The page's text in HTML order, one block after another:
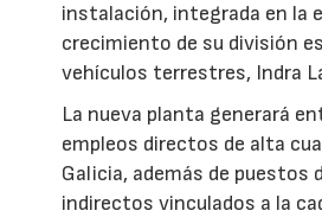
instalación, integrada en la
crecimiento de su división
vehículos terrestres, Indra
La nueva planta generará
empleos directos de alta
Galicia, además de puestos
indirectos vinculados a la